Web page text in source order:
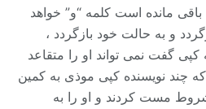
مانده است کلمه “و” خواهد
و به حالت خود بازگردد ،
گفت نمی تواند او را متقاعد
چند نویسنده کپی موذی به کمین
مست کردند و او را به